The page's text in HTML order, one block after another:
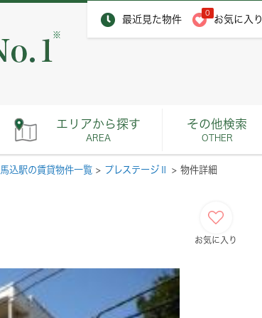
最近見た物件
0
お気に入り
※
エリアから探す
AREA
その他検索
OTHER
込駅の賃貸物件一覧 > プレステージⅡ > 物件詳細
お気に入り